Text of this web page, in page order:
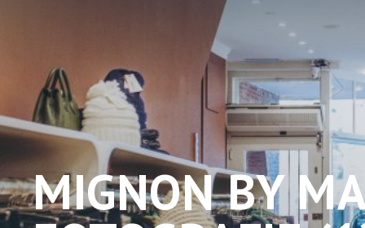
MIGNON BY